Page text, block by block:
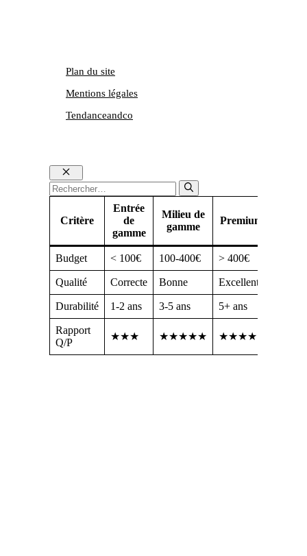
Tendanceandco
Plan du site
Mentions légales
Fermer
Rechercher :
Critère
Entrée
de
gamme
Milieu de
gamme
Premium
Budget < 100€ 100-400€ > 400€
Qualité Correcte Bonne Excellente
Durabilité 1-2 ans 3-5 ans 5+ ans
Rapport
Q/P
★★★ ★★★★★ ★★★★